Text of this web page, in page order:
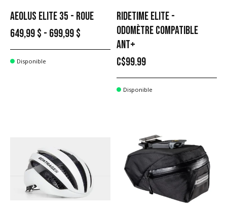
AEOLUS ELITE 35 - ROUE
649,99 $ - 699,99 $
Disponible
RIDETIME ELITE -
ODOMÈTRE COMPATIBLE
ANT+
C$99.99
Disponible